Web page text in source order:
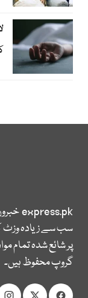
express.pk
سب سے زیادہ وزٹ
پر شائع شدہ تمام
گروپ محفوظ ہیں۔